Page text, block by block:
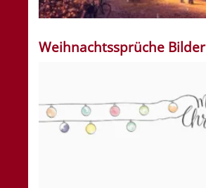
Weihnachtssprüche Bilder